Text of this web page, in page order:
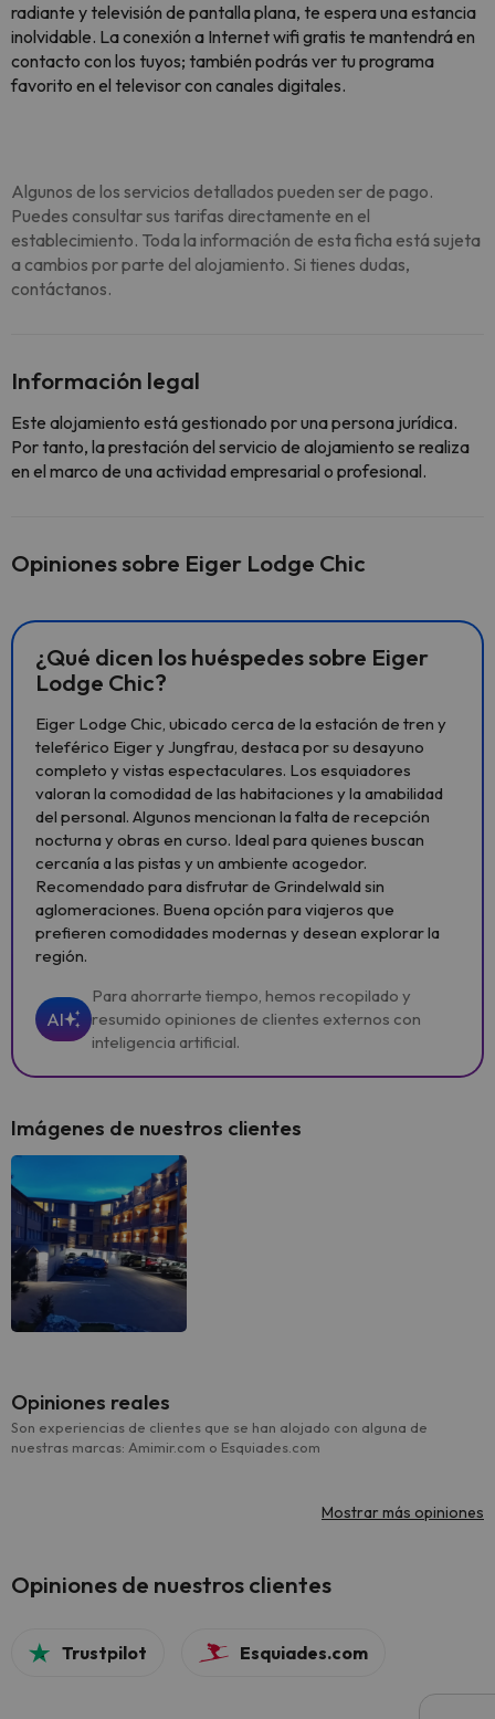
radiante y televisión de pantalla plana, te espera una estancia
inolvidable. La conexión a Internet wifi gratis te mantendrá en
contacto con los tuyos; también podrás ver tu programa
favorito en el televisor con canales digitales.
Algunos de los servicios detallados pueden ser de pago.
Puedes consultar sus tarifas directamente en el
establecimiento. Toda la información de esta ficha está sujeta
a cambios por parte del alojamiento. Si tienes dudas,
contáctanos.
Información legal
Este alojamiento está gestionado por una persona jurídica.
Por tanto, la prestación del servicio de alojamiento se realiza
en el marco de una actividad empresarial o profesional.
Opiniones sobre Eiger Lodge Chic
¿Qué dicen los huéspedes sobre Eiger
Lodge Chic?
Eiger Lodge Chic, ubicado cerca de la estación de tren y
teleférico Eiger y Jungfrau, destaca por su desayuno
completo y vistas espectaculares. Los esquiadores
valoran la comodidad de las habitaciones y la amabilidad
del personal. Algunos mencionan la falta de recepción
nocturna y obras en curso. Ideal para quienes buscan
cercanía a las pistas y un ambiente acogedor.
Recomendado para disfrutar de Grindelwald sin
aglomeraciones. Buena opción para viajeros que
prefieren comodidades modernas y desean explorar la
región.
AI
Para ahorrarte tiempo, hemos recopilado y
resumido opiniones de clientes externos con
inteligencia artificial.
Imágenes de nuestros clientes
Opiniones reales
Son experiencias de clientes que se han alojado con alguna de
nuestras marcas: Amimir.com o Esquiades.com
Mostrar más opiniones
Opiniones de nuestros clientes
Trustpilot Esquiades.com